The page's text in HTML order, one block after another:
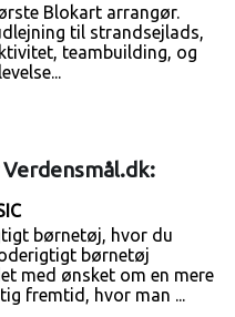
Blokart arrangør.
til strandsejlads,
teambuilding, og
børnetøj, hvor du
børnetøj
med ønsket om en mere
fremtid, hvor man ...